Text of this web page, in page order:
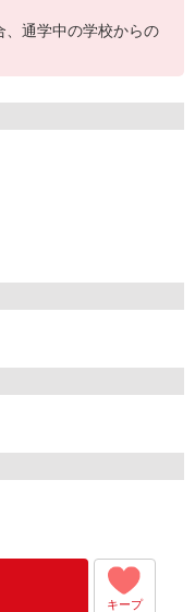
通学中の学校からの
キープ